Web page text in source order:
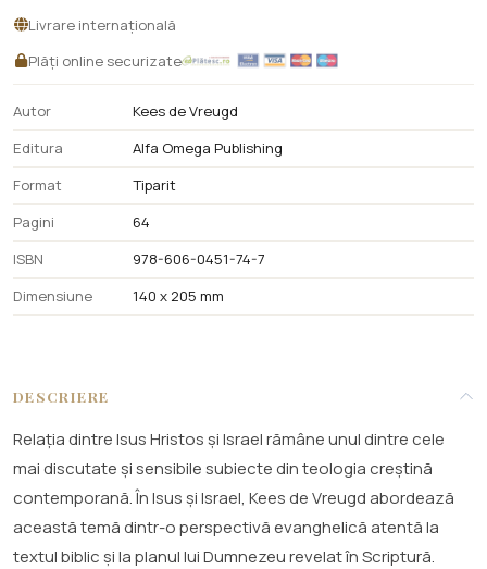
Livrare internațională
Plăți online securizate
Autor
Kees de Vreugd
Editura
Alfa Omega Publishing
Format
Tiparit
Pagini
64
ISBN
978-606-0451-74-7
Dimensiune
140 x 205 mm
DESCRIERE
Relația dintre Isus Hristos și Israel rămâne unul dintre cele
mai discutate și sensibile subiecte din teologia creștină
contemporană. În Isus și Israel, Kees de Vreugd abordează
această temă dintr-o perspectivă evanghelică atentă la
textul biblic și la planul lui Dumnezeu revelat în Scriptură.